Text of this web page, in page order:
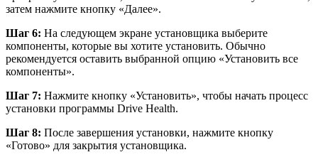
затем нажмите кнопку «Далее».
Шаг 6: На следующем экране установщика выберите
компоненты, которые вы хотите установить. Обычно
рекомендуется оставить выбранной опцию «Установить все
компоненты».
Шаг 7: Нажмите кнопку «Установить», чтобы начать процесс
установки программы Drive Health.
Шаг 8: После завершения установки, нажмите кнопку
«Готово» для закрытия установщика.